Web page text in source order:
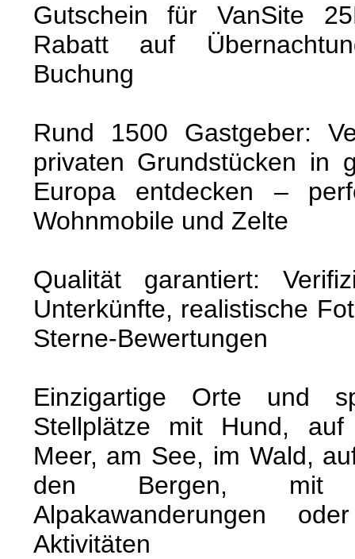
Gutschein für VanSite
Rabatt auf
Buchung
Rund 1500 Gastgeber:
privaten Grundstücken in
Europa entdecken –
Wohnmobile und Zelte
Qualität garantiert:
Unterkünfte, realistische
Sterne-Bewertungen
Einzigartige Orte und
Stellplätze mit Hund,
Meer, am See, im Wald,
den Bergen, mit
Alpakawanderungen
Aktivitäten